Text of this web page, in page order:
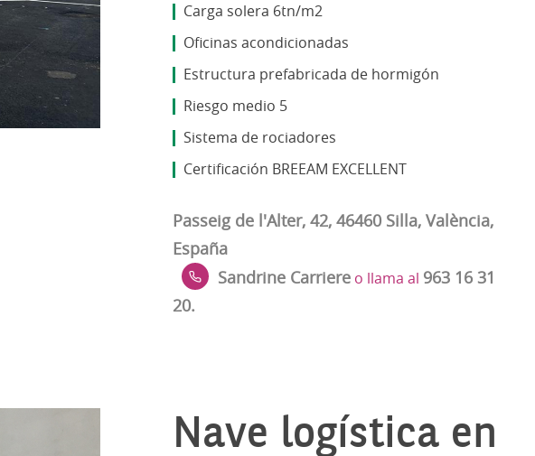
Carga solera 6tn/m2
Oficinas acondicionadas
Estructura prefabricada de hormigón
Riesgo medio 5
Sistema de rociadores
Certificación BREEAM EXCELLENT
Passeig de l'Alter, 42, 46460 Silla, València,
España
Sandrine Carriereo llama al 963 16 31
20.
Nave logística en